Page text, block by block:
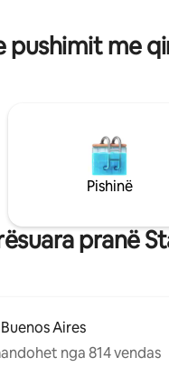
me
Pishinë
pranë
Aires
nga 814 vendas